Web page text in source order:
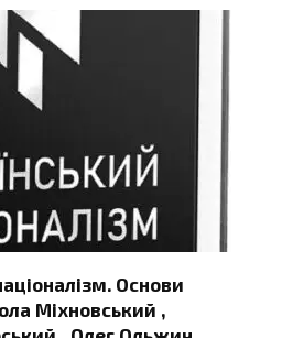
Основи
Міхновський ,